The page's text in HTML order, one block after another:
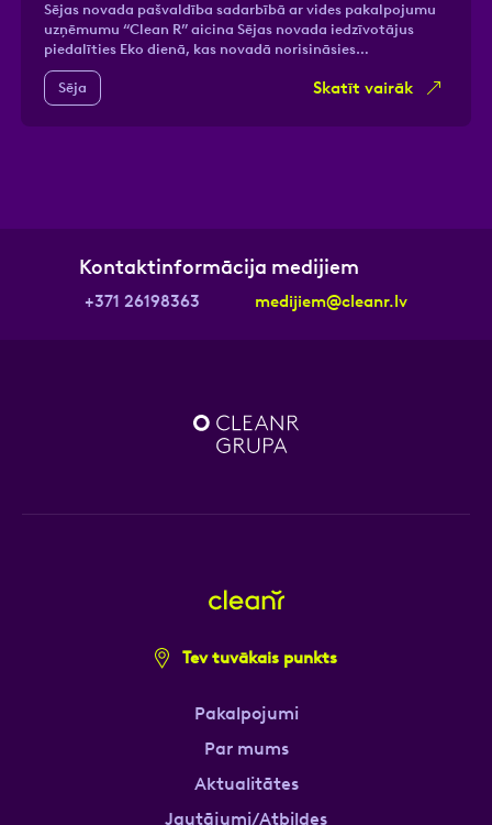
Sējas novada pašvaldība sadarbībā ar vides pakalpojumu
uzņēmumu “Clean R” aicina Sējas novada iedzīvotājus
piedalīties Eko dienā, kas novadā norisināsies…
Sēja Skatīt vairāk
Kontaktinformācija medijiem
+371 26198363 medijiem@cleanr.lv
Tev tuvākais punkts
Pakalpojumi
Par mums
Aktualitātes
Jautājumi/Atbildes